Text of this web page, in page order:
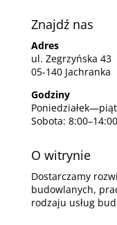
Znajdź nas
Adres
ul. Zegrzyńska 43
05-140 Jachranka
Godziny
Sobota: 8:00–14:00
O witrynie
Dostarczamy
budowlanych,
rodzaju usług